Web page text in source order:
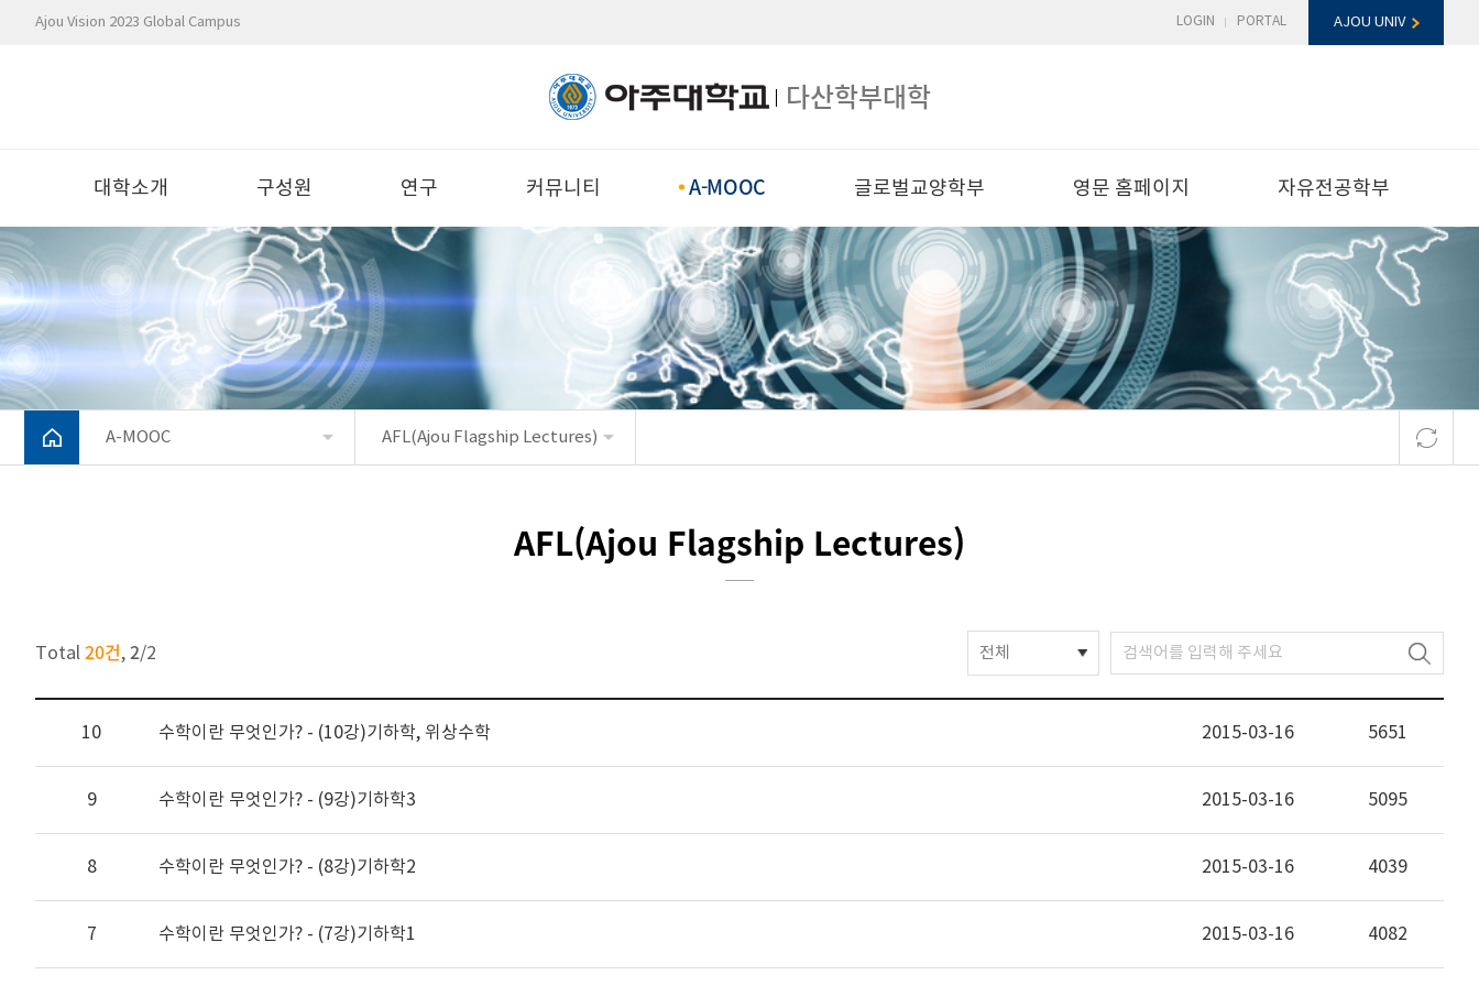
Ajou Vision 2023 Global Campus LOGIN PORTAL AJOU UNIV
다산학부대학
대학소개 구성원 연구 커뮤니티 A-MOOC 글로벌교양학부 영문 홈페이지 자유전공학부
A-MOOC AFL(Ajou Flagship Lectures)
AFL(Ajou Flagship Lectures)
Total 20건, 2/2 전체
10 수학이란 무엇인가? - (10강)기하학, 위상수학 2015-03-16 5651
9 수학이란 무엇인가? - (9강)기하학3 2015-03-16 5095
8 수학이란 무엇인가? - (8강)기하학2 2015-03-16 4039
7 수학이란 무엇인가? - (7강)기하학1 2015-03-16 4082